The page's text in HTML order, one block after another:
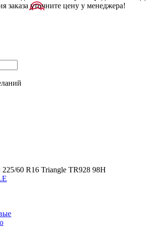
заказа уточните цену у менеджера!
60 R16 Triangle TR928 98H